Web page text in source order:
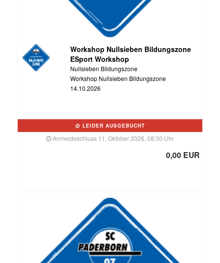
Workshop Nullsieben Bildungszone
ESport Workshop
Nullsieben Bildungszone
Workshop Nullsieben Bildungszone
14.10.2026
LEIDER AUSGEBUCHT
Anmeldeschluss 11. Oktober 2026, 08:30 Uhr
0,00 EUR